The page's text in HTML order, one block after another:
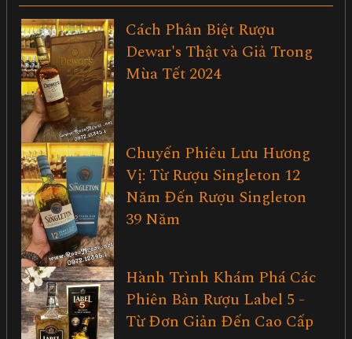
Cách Phân Biệt Rượu
Dewar's Thật và Giả Trong
Mùa Tết 2024
Chuyến Phiêu Lưu Hương
Vị: Từ Rượu Singleton 12
Năm Đến Rượu Singleton
39 Năm
Hành Trình Khám Phá Các
Phiên Bản Rượu Label 5 -
Từ Đơn Giản Đến Cao Cấp